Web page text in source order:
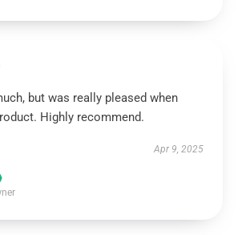
but was really pleased when
Highly recommend.
Apr 9, 2025